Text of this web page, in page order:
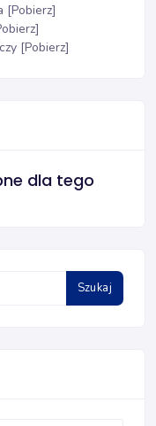
[Pobierz]
[Pobierz]
dla tego
Szukaj